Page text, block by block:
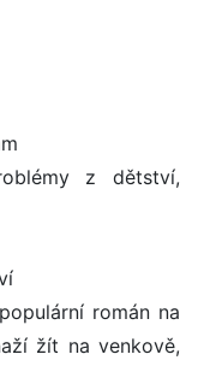
z dětství,
populární román na
žít na venkově,